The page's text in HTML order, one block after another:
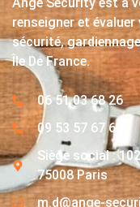
renseigner et
sécurité,
Île De France.
06 51 03 68 26
09 53 57 67 63
Siège social :
75008 Paris
m.d@ange-